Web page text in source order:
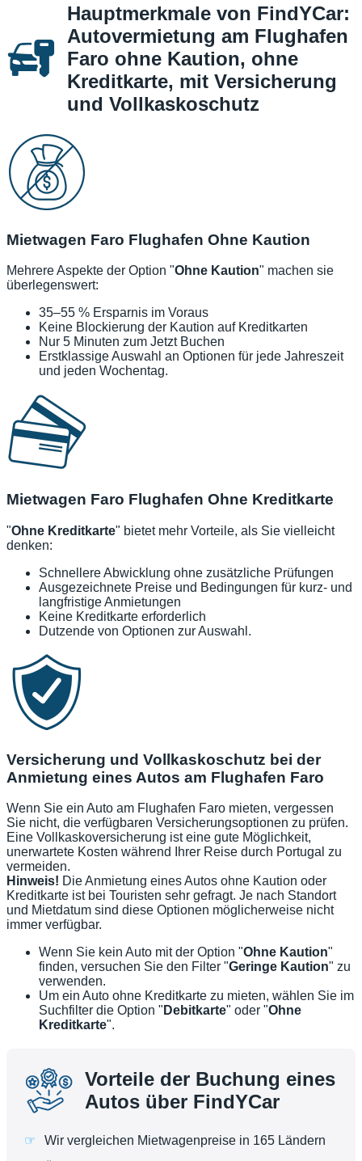
Hauptmerkmale von FindYCar:
Autovermietung am Flughafen
Faro ohne Kaution, ohne
Kreditkarte, mit Versicherung
und Vollkaskoschutz
Mietwagen Faro Flughafen Ohne Kaution
Mehrere Aspekte der Option "Ohne Kaution" machen sie
überlegenswert:
35–55 % Ersparnis im Voraus
Keine Blockierung der Kaution auf Kreditkarten
Nur 5 Minuten zum Jetzt Buchen
Erstklassige Auswahl an Optionen für jede Jahreszeit
und jeden Wochentag.
Mietwagen Faro Flughafen Ohne Kreditkarte
"Ohne Kreditkarte" bietet mehr Vorteile, als Sie vielleicht
denken:
Schnellere Abwicklung ohne zusätzliche Prüfungen
Ausgezeichnete Preise und Bedingungen für kurz- und
langfristige Anmietungen
Keine Kreditkarte erforderlich
Dutzende von Optionen zur Auswahl.
Versicherung und Vollkaskoschutz bei der
Anmietung eines Autos am Flughafen Faro
Wenn Sie ein Auto am Flughafen Faro mieten, vergessen
Sie nicht, die verfügbaren Versicherungsoptionen zu prüfen.
Eine Vollkaskoversicherung ist eine gute Möglichkeit,
unerwartete Kosten während Ihrer Reise durch Portugal zu
vermeiden.
Hinweis! Die Anmietung eines Autos ohne Kaution oder
Kreditkarte ist bei Touristen sehr gefragt. Je nach Standort
und Mietdatum sind diese Optionen möglicherweise nicht
immer verfügbar.
Wenn Sie kein Auto mit der Option "Ohne Kaution"
finden, versuchen Sie den Filter "Geringe Kaution" zu
verwenden.
Um ein Auto ohne Kreditkarte zu mieten, wählen Sie im
Suchfilter die Option " Debitkarte" oder "Ohne
Kreditkarte".
Vorteile der Buchung eines
Autos über FindYCar
Wir vergleichen Mietwagenpreise in 165 Ländern